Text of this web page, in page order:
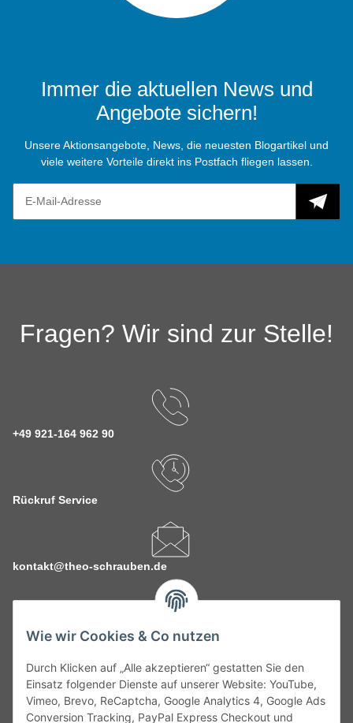
Wie wir Cookies & Co nutzen
Durch Klicken auf „Alle akzeptieren“ gestatten Sie den
Einsatz folgender Dienste auf unserer Website: YouTube,
Vimeo, Brevo, ReCaptcha, Google Analytics 4, Google Ads
Conversion Tracking, PayPal Express Checkout und
Immer die aktuellen News und
Angebote sichern!
Unsere Aktionsangebote, News, die neuesten Blogartikel und
viele weitere Vorteile direkt ins Postfach fliegen lassen.
Fragen? Wir sind zur Stelle!
+49 921-164 962 90
Rückruf Service
kontakt@theo-schrauben.de
Service
Gesetzliche Informationen